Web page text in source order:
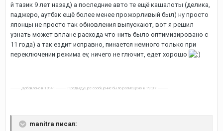
й тазик 9 лет назад) а последние авто те ещё кашалоты (делика,
паджеро, аутбэк ещё более менее прожорливый был) ну просто
японцы не просто так обновления выпускают, вот я решил
узнать может вплане расхода что-нить было оптимизировано с
11 года) а так ездит исправно, пинается немного только при
переключении режима ev, ничего не глючит, едет хорошо
---------- Добавлено в 19:41 ---------- Предыдущее сообщение было размещено в 19:37 ----------
manitra писал: